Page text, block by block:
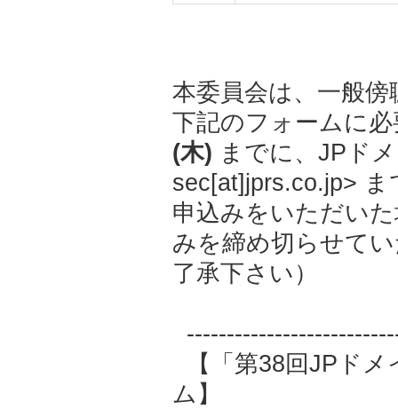
本委員会は、一般
下記のフォームに
(木) までに、JPド
sec[at]jprs.co.jp>
申込みをいただい
みを締め切らせて
了承下さい）
【「第38回JPド
ム】